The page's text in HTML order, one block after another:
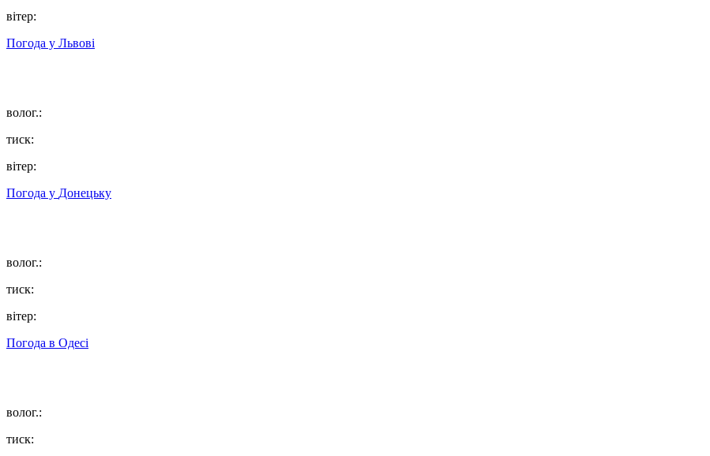
вітер:
Погода у Львові
волог.:
тиск:
вітер:
Погода у Донецьку
волог.:
тиск:
вітер:
Погода в Одесі
волог.:
тиск: